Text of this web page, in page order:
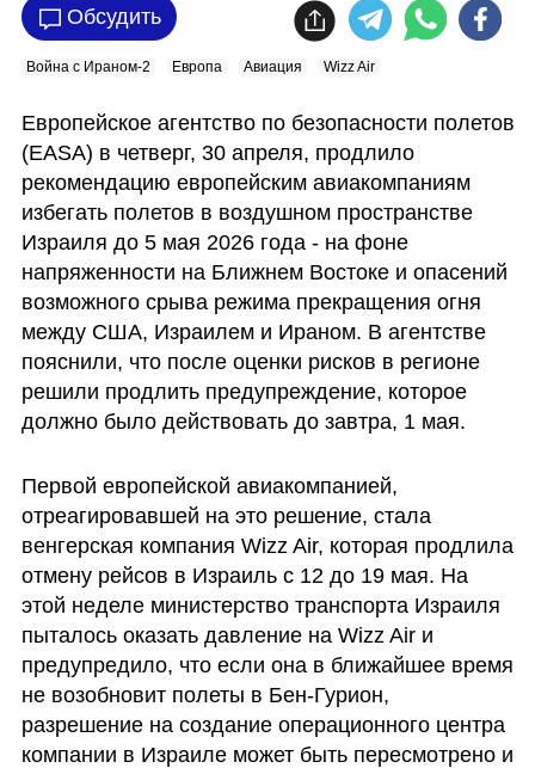
Обсудить
Война с Ираном-2 Европа Авиация Wizz Air
Европейское агентство по безопасности полетов
(EASA) в четверг, 30 апреля, продлило
рекомендацию европейским авиакомпаниям
избегать полетов в воздушном пространстве
Израиля до 5 мая 2026 года - на фоне
напряженности на Ближнем Востоке и опасений
возможного срыва режима прекращения огня
между США, Израилем и Ираном. В агентстве
пояснили, что после оценки рисков в регионе
решили продлить предупреждение, которое
должно было действовать до завтра, 1 мая.
Первой европейской авиакомпанией,
отреагировавшей на это решение, стала
венгерская компания Wizz Air, которая продлила
отмену рейсов в Израиль с 12 до 19 мая. На
этой неделе министерство транспорта Израиля
пыталось оказать давление на Wizz Air и
предупредило, что если она в ближайшее время
не возобновит полеты в Бен-Гурион,
разрешение на создание операционного центра
компании в Израиле может быть пересмотрено и